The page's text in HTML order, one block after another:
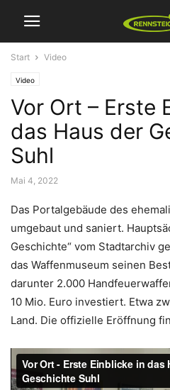
Start Video
Video
Vor Ort – Erste
das Haus der
Suhl
Mai 4, 2022
Das Portalgebäude des
umgebaut und saniert.
Geschichte“ vom Stadtarchiv
das Waffenmuseum seinen
darunter 2.000
10 Mio. Euro investiert. Etwa
Land. Die offizielle Eröffnung